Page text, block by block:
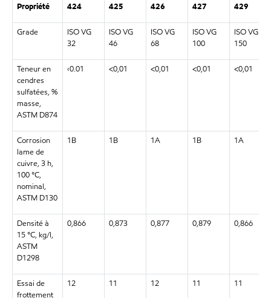
Propriété 424 425 426 427 429
Grade
ISO VG
32
ISO VG
46
ISO VG
68
ISO VG
100
ISO VG
150
Teneur en
cendres
sulfatées, %
masse,
ASTM D874
‹0.01 <0,01 <0,01 <0,01 <0,01
Corrosion
lame de
cuivre, 3 h,
100 °C,
nominal,
ASTM D130
1B 1B 1A 1B 1A
Densité à
15 °C, kg/l,
ASTM
D1298
0,866 0,873 0,877 0,879 0,866
Essai de
frottement
12 11 12 11 11